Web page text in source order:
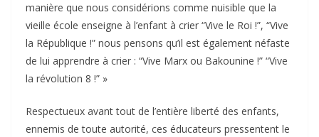
manière que nous considérions comme nuisible que la
vieille école enseigne à l’enfant à crier “Vive le Roi !”, “Vive
la République !” nous pensons qu’il est également néfaste
de lui apprendre à crier : “Vive Marx ou Bakounine !” “Vive
la révolution 8 !” »
Respectueux avant tout de l’entière liberté des enfants,
ennemis de toute autorité, ces éducateurs pressentent le